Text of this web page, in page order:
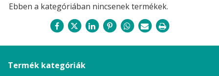
Ebben a kategóriában nincsenek termékek.
Termék kategóriák